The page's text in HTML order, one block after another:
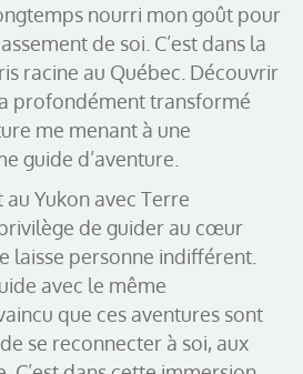
nourri mon goût pour
de soi. C’est dans la
racine au Québec. Découvrir
profondément transformé
me menant à une
guide d’aventure.
au Yukon avec Terre
de guider au cœur
laisse personne indifférent.
avec le même
que ces aventures sont
se reconnecter à soi, aux